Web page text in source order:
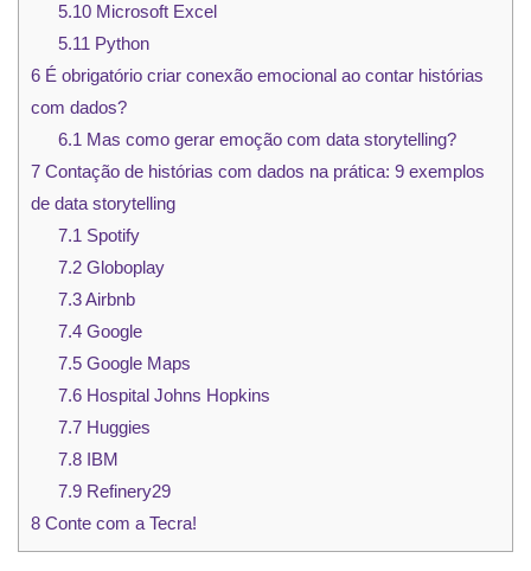
5.10Microsoft Excel
5.11 Python
6 É obrigatório criar conexão emocional ao contar histórias
com dados?
6.1 Mas como gerar emoção com data storytelling?
7 Contação de histórias com dados na prática: 9 exemplos
de data storytelling
7.1 Spotify
7.2Globoplay
7.3Airbnb
7.4Google
7.5Google Maps
7.6Hospital Johns Hopkins
7.7Huggies
7.8IBM
7.9Refinery29
8 Conte com a Tecra!